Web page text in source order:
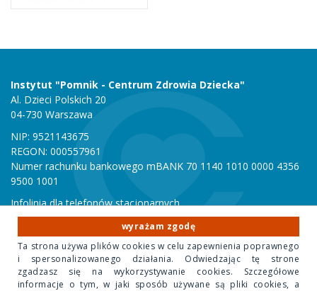
Instytut "Pomnik - Centrum Zdrowia Dziecka"
Al. Dzieci Polskich 20
04-730 Warszawa
NIP: 9521143675
REGON: 000557961
Numer rachunku bankowego mBANK 70 1140 1010 0000 4356
9500 1001
Infolinia dla telefonów stacjonarnych
801 051 000
Infolinia dla telefonów komórkowych
22 815 10 00
wyrażam zgodę
Ta strona używa plików cookies w celu zapewnienia poprawnego
i spersonalizowanego działania. Odwiedzając tę strone
zgadzasz się na wykorzystywanie cookies. Szczegółowe
informacje o tym, w jaki sposób używane są pliki cookies, a